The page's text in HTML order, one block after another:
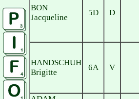
BON
Jacqueline
5D D
HANDSCHUH
Brigitte
6A V